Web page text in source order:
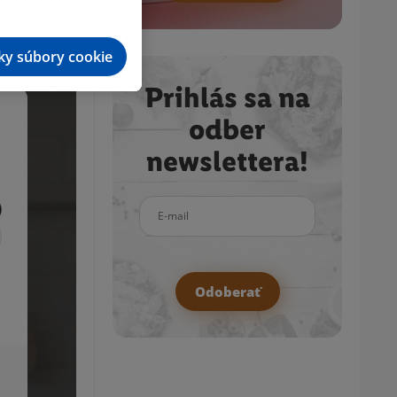
Prihlás sa na
odber
newslettera!
Odoberať
súbory cookie